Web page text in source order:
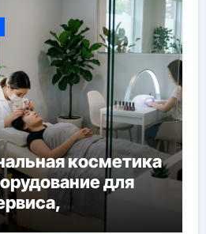
косметика
для
ресниц и